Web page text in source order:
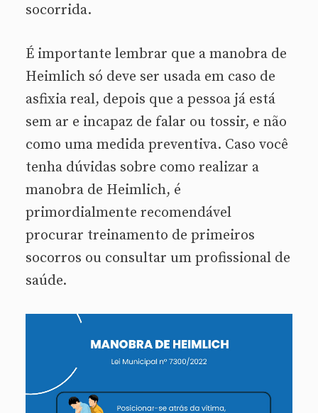
socorrida.
É importante lembrar que a manobra de
Heimlich só deve ser usada em caso de
asfixia real, depois que a pessoa já está
sem ar e incapaz de falar ou tossir, e não
como uma medida preventiva. Caso você
tenha dúvidas sobre como realizar a
manobra de Heimlich, é
primordialmente recomendável
procurar treinamento de primeiros
socorros ou consultar um profissional de
saúde.